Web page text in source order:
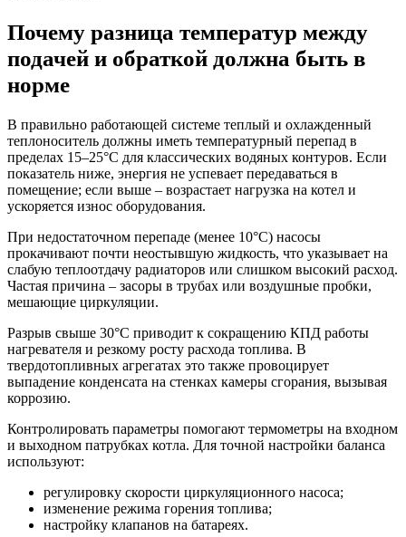
Почему разница температур между
подачей и обраткой должна быть в
норме
В правильно работающей системе теплый и охлажденный
теплоноситель должны иметь температурный перепад в
пределах 15–25°C для классических водяных контуров. Если
показатель ниже, энергия не успевает передаваться в
помещение; если выше – возрастает нагрузка на котел и
ускоряется износ оборудования.
При недостаточном перепаде (менее 10°C) насосы
прокачивают почти неостывшую жидкость, что указывает на
слабую теплоотдачу радиаторов или слишком высокий расход.
Частая причина – засоры в трубах или воздушные пробки,
мешающие циркуляции.
Разрыв свыше 30°C приводит к сокращению КПД работы
нагревателя и резкому росту расхода топлива. В
твердотопливных агрегатах это также провоцирует
выпадение конденсата на стенках камеры сгорания, вызывая
коррозию.
Контролировать параметры помогают термометры на входном
и выходном патрубках котла. Для точной настройки баланса
используют:
регулировку скорости циркуляционного насоса;
изменение режима горения топлива;
настройку клапанов на батареях.